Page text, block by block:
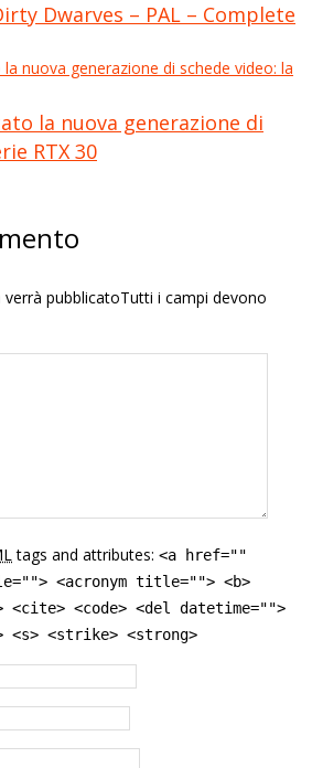
Dwarves – PAL – Complete
la nuova generazione di
RTX 30
pubblicatoTutti i campi devono
tags and attributes: <a href=""
<acronym title=""> <b>
<cite> <code> <del datetime="">
<s> <strike> <strong>